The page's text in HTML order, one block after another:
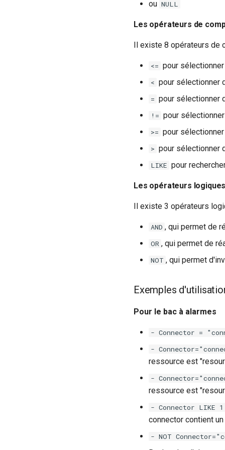
ou NULL
Les opérateurs de
Il existe 8 opérateurs de
<= pour
< pour sélectionner
= pour sélectionner
!= pour
>= pour
> pour sélectionner
LIKE pour
Les opérateurs logiques
Il existe 3 opérateurs
AND , qui permet de
OR , qui permet de
NOT , qui permet
Exemples
Pour le bac à alarmes
- Connector =
-
ressource est
-
ressource est
- Connector LIKE
connector contient un
- NOT